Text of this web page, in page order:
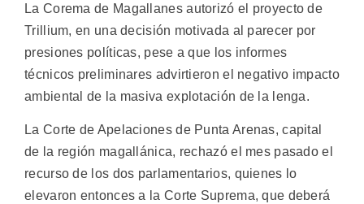
La Corema de Magallanes autorizó el proyecto de
Trillium, en una decisión motivada al parecer por
presiones políticas, pese a que los informes
técnicos preliminares advirtieron el negativo impacto
ambiental de la masiva explotación de la lenga.
La Corte de Apelaciones de Punta Arenas, capital
de la región magallánica, rechazó el mes pasado el
recurso de los dos parlamentarios, quienes lo
elevaron entonces a la Corte Suprema, que deberá